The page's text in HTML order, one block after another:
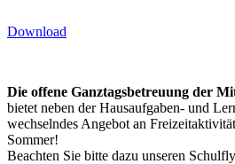
Download
Die offene Ganztagsbetreuung der
bietet neben der Hausaufgaben- und
wechselndes Angebot an
Sommer!
Beachten Sie bitte dazu unseren